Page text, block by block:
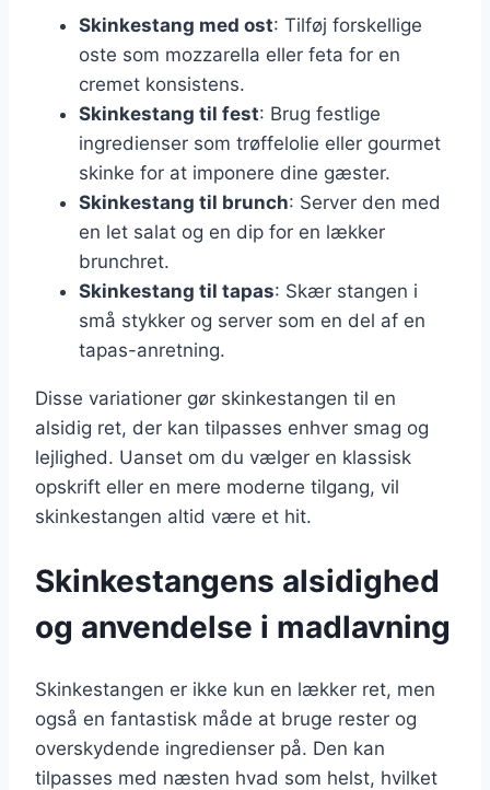
Skinkestang med ost: Tilføj forskellige
oste som mozzarella eller feta for en
cremet konsistens.
Skinkestang til fest: Brug festlige
ingredienser som trøffelolie eller gourmet
skinke for at imponere dine gæster.
Skinkestang til brunch: Server den med
en let salat og en dip for en lækker
brunchret.
Skinkestang til tapas: Skær stangen i
små stykker og server som en del af en
tapas-anretning.
Disse variationer gør skinkestangen til en
alsidig ret, der kan tilpasses enhver smag og
lejlighed. Uanset om du vælger en klassisk
opskrift eller en mere moderne tilgang, vil
skinkestangen altid være et hit.
Skinkestangens alsidighed
og anvendelse i madlavning
Skinkestangen er ikke kun en lækker ret, men
også en fantastisk måde at bruge rester og
overskydende ingredienser på. Den kan
tilpasses med næsten hvad som helst, hvilket